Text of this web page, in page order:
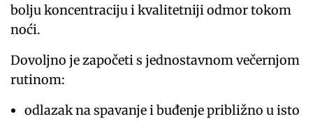
bolju koncentraciju i kvalitetniji odmor tokom
noći.
Dovoljno je započeti s jednostavnom večernjom
rutinom:
odlazak na spavanje i buđenje približno u isto